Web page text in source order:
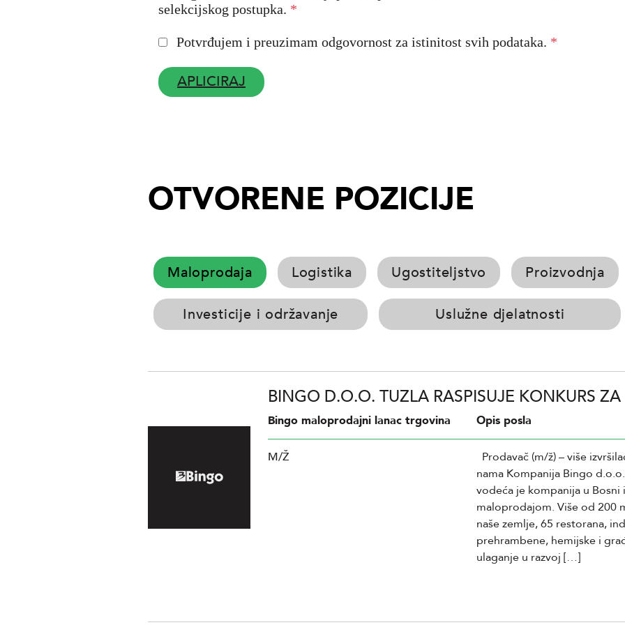
selekcijskog postupka. *
Potvrđujem i preuzimam odgovornost za istinitost svih podataka. *
APLICIRAJ
OTVORENE POZICIJE
Maloprodaja Logistika Ugostiteljstvo Proizvodnja
Investicije i održavanje Uslužne djelatnosti
BINGO D.O.O. TUZLA RASPISUJE KONKURS
Bingo maloprodajni lanac trgovina
M/Ž
Opis posla
Prodavač (m/ž) – više
nama Kompanija Bingo
vodeća je kompanija u
maloprodajom. Više od 200
naše zemlje, 65 restorana,
prehrambene, hemijske i
ulaganje u razvoj […]